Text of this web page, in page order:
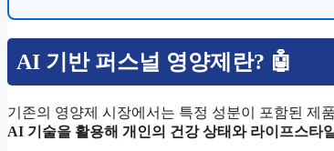
AI 기반 퍼스널 영양제란? 🤖
기존의 영양제 시장에서는 특정 성분이 포함된 제
AI 기술을 활용해 개인의 건강 상태와 라이프스타